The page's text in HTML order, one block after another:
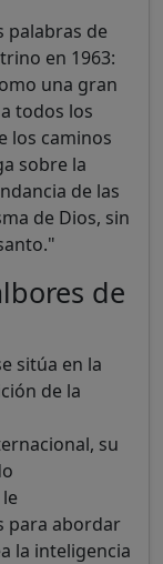
palabras de
en 1963:
una gran
todos los
los caminos
sobre la
de las
de Dios, sin
de
sitúa en la
de la
su
para abordar
la inteligencia